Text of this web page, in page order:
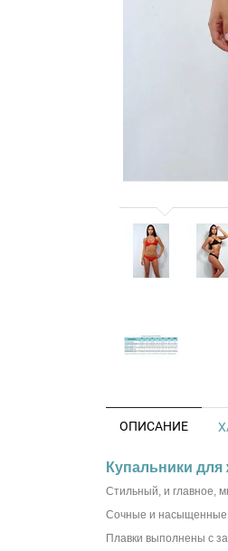
ОПИСАНИЕ
Купальники
Стильный, и главное,
Сочные и насыщенные
Плавки выполнены с